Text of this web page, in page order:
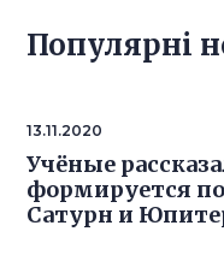
Популярнi
13.11.2020
Учёные
формируется
Сатурн и